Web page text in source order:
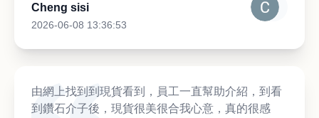
Cheng sisi
2026-06-08 13:36:53
由網上找到到現貨看到，員工一直幫助介紹，到看
到鑽石介子後，現貨很美很合我心意，真的很感